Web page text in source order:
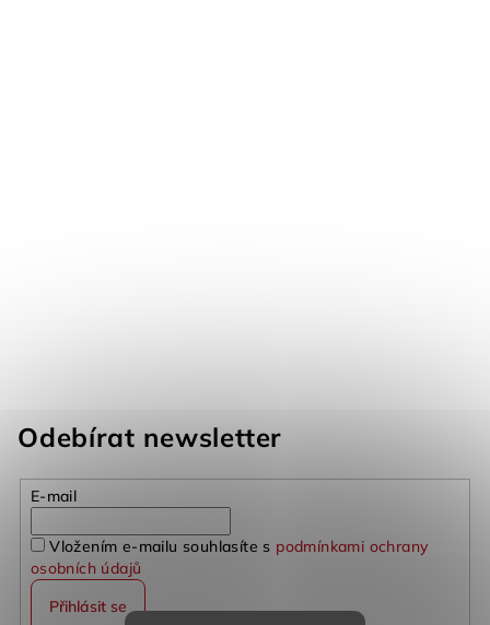
Odebírat newsletter
E-mail
Vložením e-mailu souhlasíte s podmínkami ochrany
osobních údajů
Přihlásit se